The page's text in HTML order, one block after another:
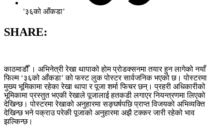
'३६को आँकडा’
SHARE:
काठमाडौँ । अभिनेत्री रेखा थापाको होम प्रोडक्सनमा तयार हुन लागेको नयाँ
फिल्म ‘३६को आँकडा’ को फस्ट लुक पोस्टर सार्वजनिक भएको छ। पोस्टरमा
मुख्य भूमिकामा रहेका रेखा थापा र पूजा शर्मा फिचर छन्। प्रहरी अधिकारीको
भूमिकामा प्रस्तुत भएकी रेखाले पूजालाई हतकडी लगाएर नियन्त्रणमा लिएको
देखिन्छ। पोस्टरमा रेखाको अनुहारमा सङ्घर्षपछि प्राप्त विजयको अभिव्यक्ति
देखिन्छ भने पक्राउ परेकी पूजाको अनुहारमा अझै टक्कर जारी रहेको भाव
झल्किन्छ।